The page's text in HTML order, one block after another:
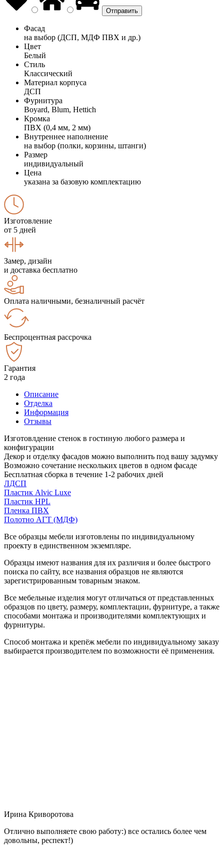
Фасад
на выбор (ДСП, МДФ ПВХ и др.)
Цвет
Белый
Стиль
Классический
Материал корпуса
ДСП
Фурнитура
Boyard, Blum, Hettich
Кромка
ПВХ (0,4 мм, 2 мм)
Внутреннее наполнение
на выбор (полки, корзины, штанги)
Размер
индивидуальный
Цена
указана за базовую комплектацию
Изготовление
от 5 дней
Замер, дизайн
и доставка бесплатно
Оплата наличными, безналичный расчёт
Беспроцентная рассрочка
Гарантия
2 года
Описание
Отделка
Информация
Отзывы
Изготовлдение стенок в гостиную любого размера и
конфигурации
Декор и отделку фасадов можно выполнить под вашу задумку
Возможно сочетание нескольких цветов в одном фасаде
Бесплатная сборка в течение 1-2 рабочих дней
ЛДСП
Пластик Alvic Luxe
Пластик HPL
Пленка ПВХ
Полотно АГТ (МДФ)
Все образцы мебели изготовлены по индивидуальному
проекту в единственном экземпляре.
Образцы имеют названия для их различия и более быстрого
поиска по сайту, все названия образцов не являются
зарегистрированным товарным знаком.
Все мебельные изделия могут отличаться от представленных
образцов по цвету, размеру, комплектации, фурнитуре, а также
способами монтажа и производителями комплектующих и
фурнитуры.
Способ монтажа и крепёж мебели по индивидуальному заказу
выбирается производителем по возможности её применения.
Ирина Криворотова
Отлично выполняете свою работу:) все остались более чем
довольны, респект!)